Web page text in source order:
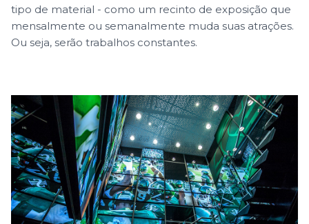
tipo de material - como um recinto de exposição que
mensalmente ou semanalmente muda suas atrações.
Ou seja, serão trabalhos constantes.